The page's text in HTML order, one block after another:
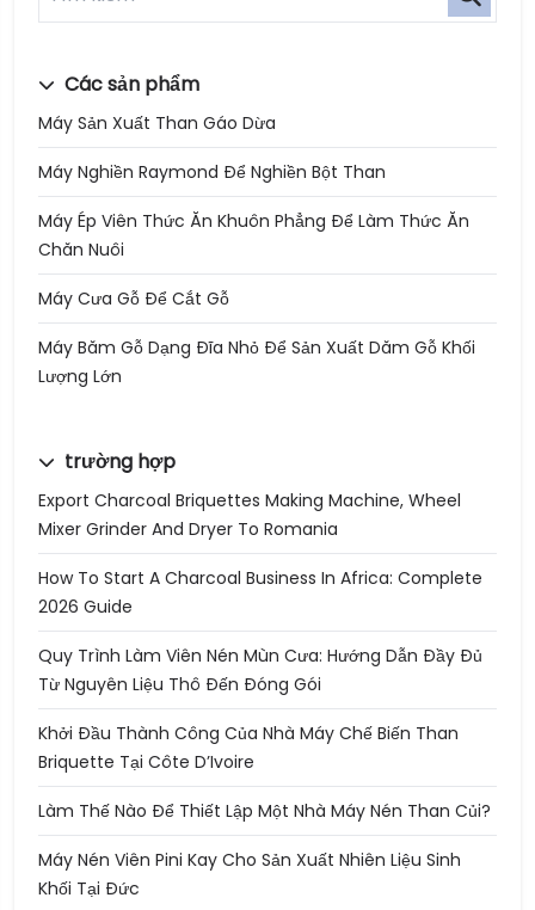
Các sản phẩm
Máy Sản Xuất Than Gáo Dừa
Máy Nghiền Raymond Để Nghiền Bột Than
Máy Ép Viên Thức Ăn Khuôn Phẳng Để Làm Thức Ăn
Chăn Nuôi
Máy Cưa Gỗ Để Cắt Gỗ
Máy Băm Gỗ Dạng Đĩa Nhỏ Để Sản Xuất Dăm Gỗ Khối
Lượng Lớn
trường hợp
Export Charcoal Briquettes Making Machine, Wheel
Mixer Grinder And Dryer To Romania
How To Start A Charcoal Business In Africa: Complete
2026 Guide
Quy Trình Làm Viên Nén Mùn Cưa: Hướng Dẫn Đầy Đủ
Từ Nguyên Liệu Thô Đến Đóng Gói
Khởi Đầu Thành Công Của Nhà Máy Chế Biến Than
Briquette Tại Côte D’Ivoire
Làm Thế Nào Để Thiết Lập Một Nhà Máy Nén Than Củi?
Máy Nén Viên Pini Kay Cho Sản Xuất Nhiên Liệu Sinh
Khối Tại Đức